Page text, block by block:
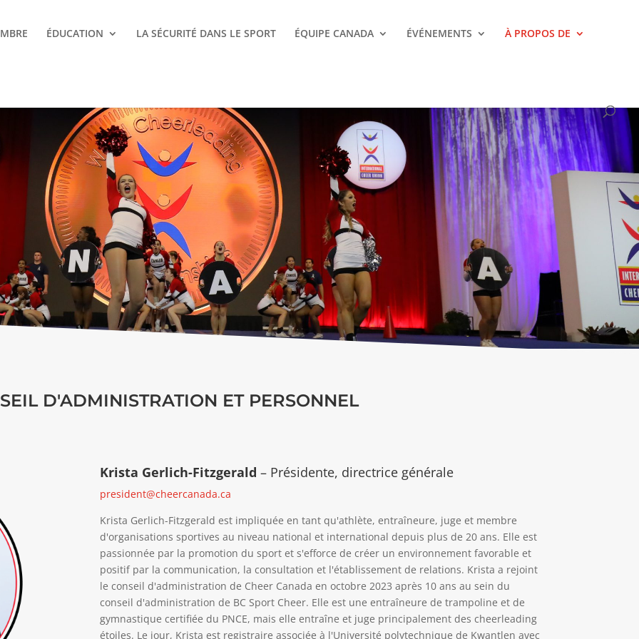
ÉDUCATION LA SÉCURITÉ DANS LE SPORT ÉQUIPE CANADA ÉVÉNEMENTS À PROPOS DE
D'ADMINISTRATION ET PERSONNEL
Krista Gerlich-Fitzgerald – Présidente, directrice générale
president@cheercanada.ca
Krista Gerlich-Fitzgerald est impliquée en tant qu'athlète, entraîneure, juge et membre
d'organisations sportives au niveau national et international depuis plus de 20 ans. Elle est
passionnée par la promotion du sport et s'efforce de créer un environnement favorable et
positif par la communication, la consultation et l'établissement de relations. Krista a rejoint
le conseil d'administration de Cheer Canada en octobre 2023 après 10 ans au sein du
conseil d'administration de BC Sport Cheer. Elle est une entraîneure de trampoline et de
gymnastique certifiée du PNCE, mais elle entraîne et juge principalement des cheerleading
étoiles. Le jour, Krista est registraire associée à l'Université polytechnique de Kwantlen avec